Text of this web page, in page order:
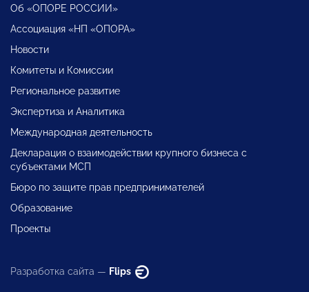
Об «ОПОРЕ РОССИИ»
Ассоциация «НП «ОПОРА»
Новости
Комитеты и Комиссии
Региональное развитие
Экспертиза и Аналитика
Международная деятельность
Декларация о взаимодействии крупного бизнеса с
субъектами МСП
Бюро по защите прав предпринимателей
Образование
Проекты
Разработка сайта — Flips